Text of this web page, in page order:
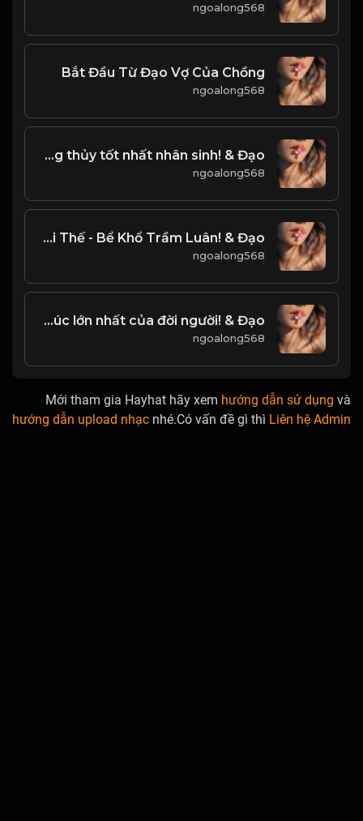
ngoalong568
Bắt Đầu Từ Đạo Vợ Của Chồng
ngoalong568
Phong thủy tốt nhất nhân sinh! & Đạo
ngoalong568
Nhân Sinh Tại Thế - Bể Khổ Trầm Luân! & Đạo
ngoalong568
Tâm an lạc, là hạnh phúc lớn nhất của đời người! & Đạo
ngoalong568
Mới tham gia Hayhat hãy xem hướng dẫn sử dụng và
hướng dẫn upload nhạc nhé.Có vấn đề gì thì Liên hệ Admin